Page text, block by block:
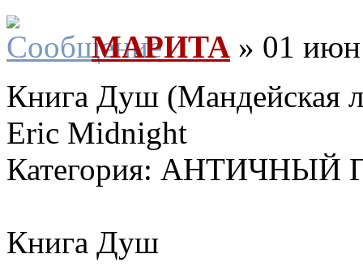
МАРИТА » 01
Книга Душ (Мандейская
Eric Midnight
Категория:
Книга Душ